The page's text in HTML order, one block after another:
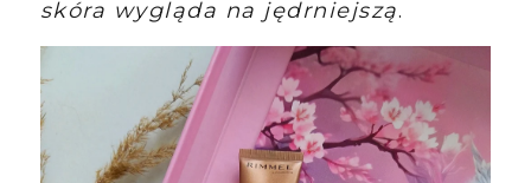
skóra wygląda na jędrniejszą.